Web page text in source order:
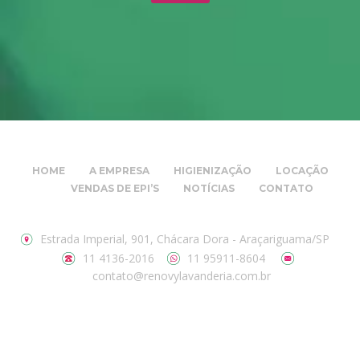
HOME A EMPRESA HIGIENIZAÇÃO
LOCAÇÃO
VENDAS DE EPI’S
NOTÍCIAS CONTATO
Estrada Imperial, 901, Chácara Dora - Araçariguama/SP
11 4136-2016
11 95911-8604
contato@renovylavanderia.com.br